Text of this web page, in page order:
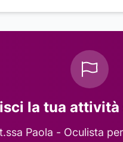
la tua attività
Paola - Oculista